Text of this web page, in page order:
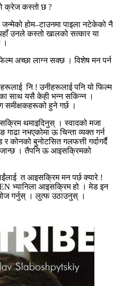
क्रेज कस्तो छ ?
होम–टाउनमा पाइला नटेकेको नै
उनले कस्तो खालको सत्कार या
।
अच्छा लाग्न सक्छ । विशेष मन पर्न
नि ! उनीहरूलाई पनि यो फिल्म
साथ यसै केही भन्न सकिन्न ।
समीक्षकहरूको हुने गर्छ ।
थमाइदिनुस् । स्वादको मजा
नभएकोमा ऊ चिन्ता व्यक्त गर्न
कोनको बुनोटसित गलफत्ती गर्दागर्दै
। तैपनि ऊ आइसक्रिमको
त आइसक्रिम मन पर्छ क्यारे !
भ्यानिला आइसक्रिम हो । मेड इन
गर्नुस् । लुत्फ उठाउनुस् ।